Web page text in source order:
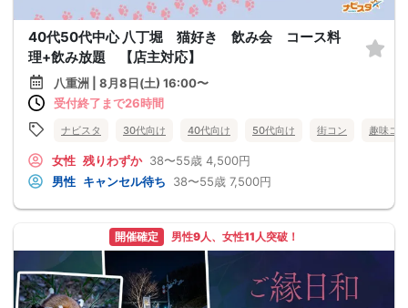
40代50代中心 八丁堀 猫好き 飲み会 コース料
理+飲み放題 【店主対応】
八重洲 | 8月8日(土) 16:00〜
受付終了まで26時間
ナビスタ 30代向け 40代向け 50代向け 街コン 趣味コン
女性 残りわずか 38〜55歳 4,500円
男性 キャンセル待ち 38〜55歳 7,500円
開催確定 男性9人、女性11人突破！